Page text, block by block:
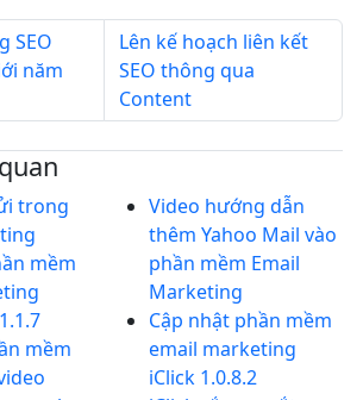
SEO
năm
Lên kế hoạch liên kết
SEO thông qua
Content
trong
mềm
mềm
Video hướng dẫn
thêm Yahoo Mail vào
phần mềm Email
Marketing
Cập nhật phần mềm
email marketing
iClick 1.0.8.2